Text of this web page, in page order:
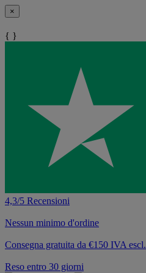
×
{ }
4,3/5 Recensioni
Nessun minimo d'ordine
Consegna gratuita da €150 IVA escl.
Reso entro 30 giorni